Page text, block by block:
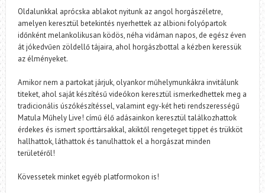
Oldalunkkal aprócska ablakot nyitunk az angol horgászéletre,
amelyen keresztül betekintés nyerhettek az albioni folyópartok
időnként melankolikusan ködös, néha vidáman napos, de egész éven
át jókedvűen zöldellő tájaira, ahol horgászbottal a kézben keressük
az élményeket.
Amikor nem a partokat járjuk, olyankor műhelymunkákra invitálunk
titeket, ahol saját készítésű videókon keresztül ismerkedhettek meg a
tradicionális úszókészítéssel, valamint egy-két heti rendszerességű
Matula Műhely Live! című élő adásainkon keresztül találkozhattok
érdekes és ismert sporttársakkal, akiktől rengeteget tippet és trükköt
hallhattok, láthattok és tanulhattok el a horgászat minden
területéről!
Kövessetek minket egyéb platformokon is!